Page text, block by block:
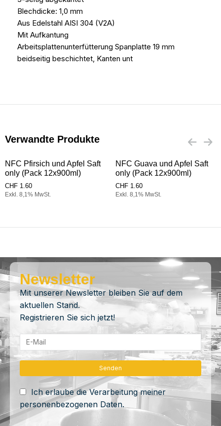
Blechdicke: 1,0 mm
Aus Edelstahl AISI 304 (V2A)
Mit Aufkantung
Arbeitsplattenunterfütterung Spanplatte 19 mm
beidseitig beschichtet, Kanten unt
Verwandte Produkte
NFC Pfirsich und Apfel Saft
only (Pack 12x900ml)
CHF 1.60
Exkl. 8,1% MwSt.
NFC Guava und Apfel Saft
only (Pack 12x900ml)
CHF 1.60
Exkl. 8,1% MwSt.
Newsletter
Mit unserer Newsletter bleiben Sie auf dem
aktuellen Stand.
Registrieren Sie sich jetzt!
Ich erlaube die Verarbeitung meiner
personenbezogenen Daten.